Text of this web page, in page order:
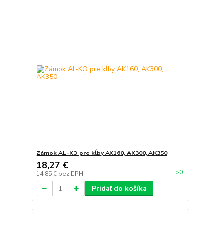
Zámok AL-KO pre kĺby AK160, AK300, AK350
18,27 €
14,85 € bez DPH >0
Pridať do košíka